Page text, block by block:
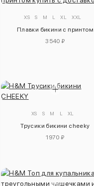
XS S M L XL XXL
Плавки бикини с принтом
3540 ₽
XS S M L XL
Трусики бикини cheeky
1970 ₽